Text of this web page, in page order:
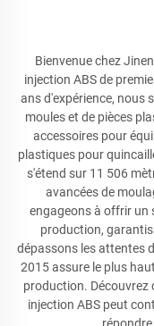
Bienvenue chez
injection ABS de
ans d'expérience, nous
moules et de pièces
accessoires pour
plastiques pour
s'étend sur 11 506
avancées de
engageons à offrir un
production,
dépassons les attentes
2015 assure le plus
production. Découvrez
injection ABS peut